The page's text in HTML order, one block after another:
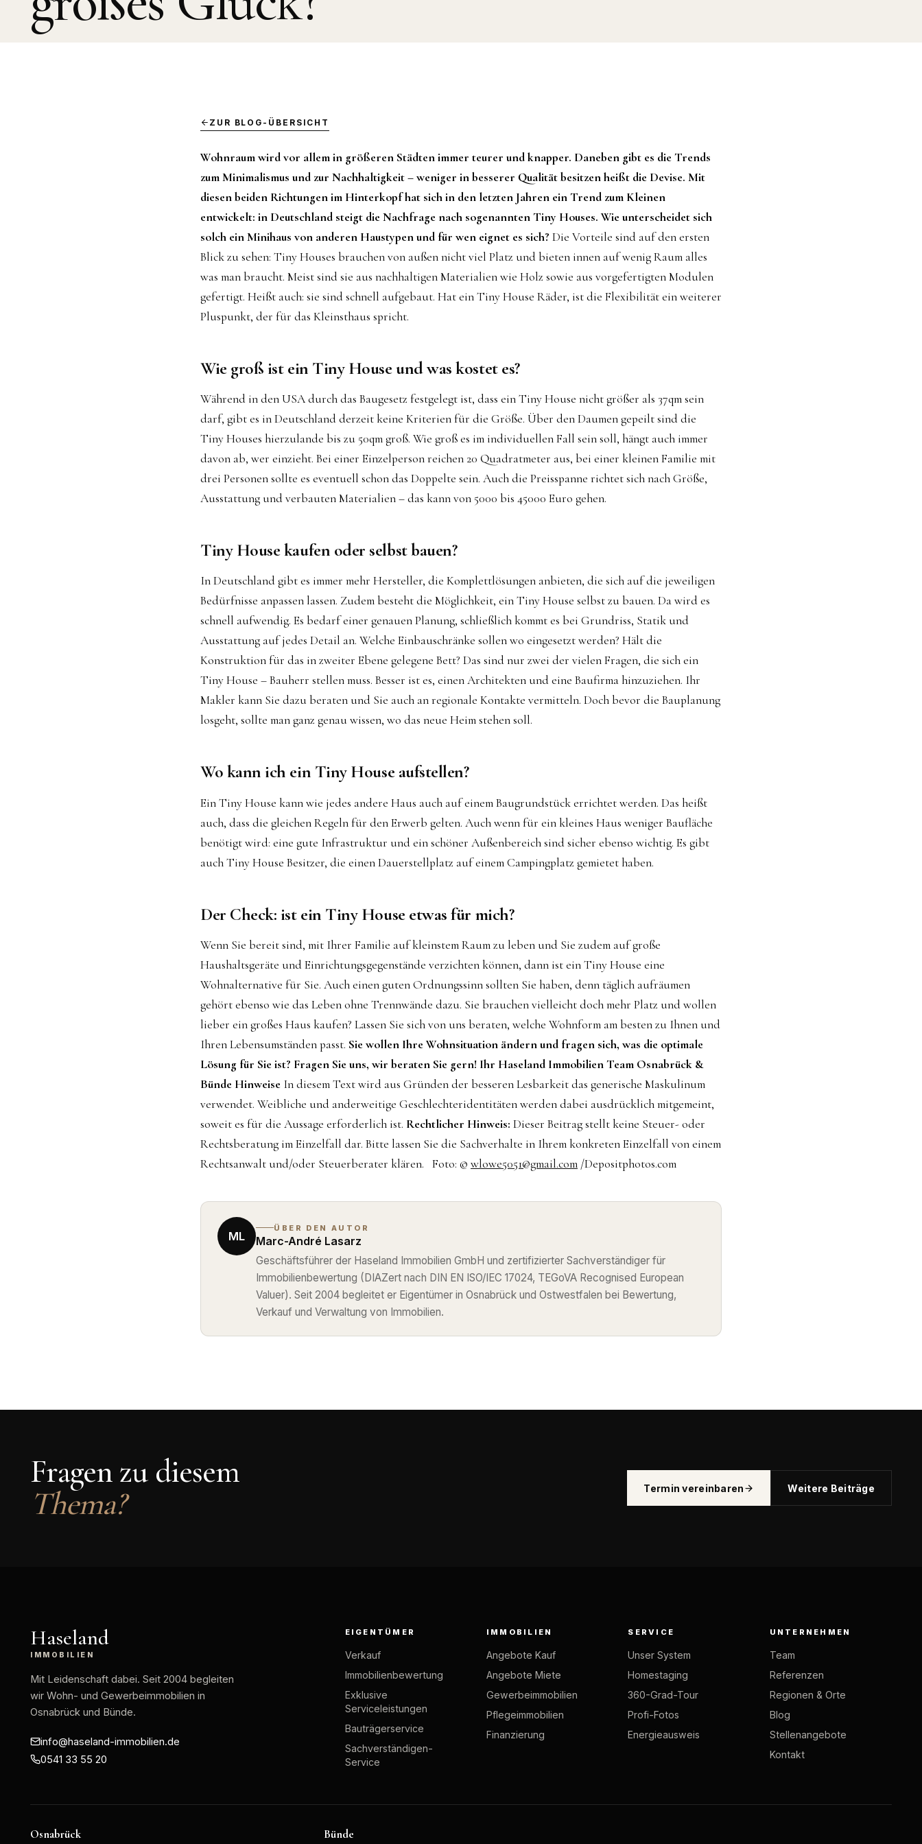
ZUR BLOG-ÜBERSICHT
Wohnraum wird vor allem in größeren Städten immer teurer und knapper. Daneben gibt es die Trends
zum Minimalismus und zur Nachhaltigkeit – weniger in besserer Qualität besitzen heißt die Devise. Mit
diesen beiden Richtungen im Hinterkopf hat sich in den letzten Jahren ein Trend zum Kleinen
entwickelt: in Deutschland steigt die Nachfrage nach sogenannten Tiny Houses. Wie unterscheidet sich
solch ein Minihaus von anderen Haustypen und für wen eignet es sich? Die Vorteile sind auf den ersten
Blick zu sehen: Tiny Houses brauchen von außen nicht viel Platz und bieten innen auf wenig Raum alles
was man braucht. Meist sind sie aus nachhaltigen Materialien wie Holz sowie aus vorgefertigten Modulen
gefertigt. Heißt auch: sie sind schnell aufgebaut. Hat ein Tiny House Räder, ist die Flexibilität ein weiterer
Pluspunkt, der für das Kleinsthaus spricht.
Wie groß ist ein Tiny House und was kostet es?
Während in den USA durch das Baugesetz festgelegt ist, dass ein Tiny House nicht größer als 37qm sein
darf, gibt es in Deutschland derzeit keine Kriterien für die Größe. Über den Daumen gepeilt sind die
Tiny Houses hierzulande bis zu 50qm groß. Wie groß es im individuellen Fall sein soll, hängt auch immer
davon ab, wer einzieht. Bei einer Einzelperson reichen 20 Quadratmeter aus, bei einer kleinen Familie mit
drei Personen sollte es eventuell schon das Doppelte sein. Auch die Preisspanne richtet sich nach Größe,
Ausstattung und verbauten Materialien – das kann von 5000 bis 45000 Euro gehen.
Tiny House kaufen oder selbst bauen?
In Deutschland gibt es immer mehr Hersteller, die Komplettlösungen anbieten, die sich auf die jeweiligen
Bedürfnisse anpassen lassen. Zudem besteht die Möglichkeit, ein Tiny House selbst zu bauen. Da wird es
schnell aufwendig. Es bedarf einer genauen Planung, schließlich kommt es bei Grundriss, Statik und
Ausstattung auf jedes Detail an. Welche Einbauschränke sollen wo eingesetzt werden? Hält die
Konstruktion für das in zweiter Ebene gelegene Bett? Das sind nur zwei der vielen Fragen, die sich ein
Tiny House – Bauherr stellen muss. Besser ist es, einen Architekten und eine Baufirma hinzuziehen. Ihr
Makler kann Sie dazu beraten und Sie auch an regionale Kontakte vermitteln. Doch bevor die Bauplanung
losgeht, sollte man ganz genau wissen, wo das neue Heim stehen soll.
Wokann ich ein Tiny House aufstellen?
Ein Tiny House kann wie jedes andere Haus auch auf einem Baugrundstück errichtet werden. Das heißt
auch, dass die gleichen Regeln für den Erwerb gelten. Auch wenn für ein kleines Haus weniger Baufläche
benötigt wird: eine gute Infrastruktur und ein schöner Außenbereich sind sicher ebenso wichtig. Es gibt
auch Tiny House Besitzer, die einen Dauerstellplatz auf einem Campingplatz gemietet haben.
Der Check: ist ein Tiny House etwas für mich?
Wenn Sie bereit sind, mit Ihrer Familie auf kleinstem Raum zu leben und Sie zudem auf große
Haushaltsgeräte und Einrichtungsgegenstände verzichten können, dann ist ein Tiny House eine
Wohnalternative für Sie. Auch einen guten Ordnungssinn sollten Sie haben, denn täglich aufräumen
gehört ebenso wie das Leben ohne Trennwände dazu. Sie brauchen vielleicht doch mehr Platz und wollen
lieber ein großes Haus kaufen? Lassen Sie sich von uns beraten, welche Wohnform am besten zu Ihnen und
Ihren Lebensumständen passt. Sie wollen Ihre Wohnsituation ändern und fragen sich, was die optimale
Lösung für Sie ist? Fragen Sie uns, wir beraten Sie gern! Ihr Haseland Immobilien Team Osnabrück &
Bünde Hinweise In diesem Text wird aus Gründen der besseren Lesbarkeit das generische Maskulinum
verwendet. Weibliche und anderweitige Geschlechteridentitäten werden dabei ausdrücklich mitgemeint,
soweit es für die Aussage erforderlich ist. Rechtlicher Hinweis: Dieser Beitrag stellt keine Steuer- oder
Rechtsberatung im Einzelfall dar. Bitte lassen Sie die Sachverhalte in Ihrem konkreten Einzelfall von einem
Rechtsanwalt und/oder Steuerberater klären. Foto: © wlowe5051@gmail.com /Depositphotos.com
ML
ÜBER DEN AUTOR
Marc-André Lasarz
Geschäftsführer der Haseland Immobilien GmbH und zertifizierter Sachverständiger für
Immobilienbewertung (DIAZert nach DIN EN ISO/IEC 17024, TEGoVA Recognised European
Valuer). Seit 2004 begleitet er Eigentümer in Osnabrück und Ostwestfalen bei Bewertung,
Verkauf und Verwaltung von Immobilien.
Fragen zu diesem
Thema?
Termin vereinbaren Weitere Beiträge
Haseland
IMMOBILIEN
Mit Leidenschaft dabei. Seit 2004 begleiten
wir Wohn- und Gewerbeimmobilien in
Osnabrück und Bünde.
info@haseland-immobilien.de
0541 33 55 20
EIGENTÜMER
Verkauf
Immobilienbewertung
Exklusive
Serviceleistungen
Bauträgerservice
Sachverständigen-
Service
IMMOBILIEN
Angebote Kauf
Angebote Miete
Gewerbeimmobilien
Pflegeimmobilien
Finanzierung
SERVICE
Unser System
Homestaging
360-Grad-Tour
Profi-Fotos
Energieausweis
UNTERNEHMEN
Team
Referenzen
Regionen & Orte
Blog
Stellenangebote
Kontakt
Osnabrück Bünde